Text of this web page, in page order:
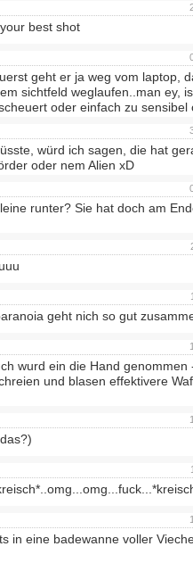
best shot
geht er ja weg vom laptop,
sichtfeld weglaufen..man ey,
oder einfach zu sensibel
würd ich sagen, die hat
oder nem Alien xD
runter? Sie hat doch am
geht nich so gut
wurd ein die Hand genommen
und blasen effektivere
in eine badewanne voller